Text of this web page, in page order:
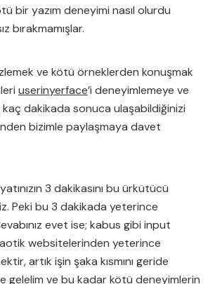
bir yazım deneyimi nasıl olurdu
bırakmamışlar.
ve kötü örneklerden konuşmak
userinyerface’i deneyimlemeye ve
dakikada sonuca ulaşabildiğinizi
bizimle paylaşmaya davet
3 dakikasını bu ürkütücü
Peki bu 3 dakikada yeterince
evet ise; kabus gibi input
websitelerinden yeterince
artık işin şaka kısmını geride
gelelim ve bu kadar kötü deneyimlerin